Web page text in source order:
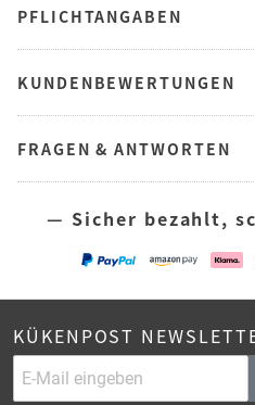
PFLICHTANGABEN
KUNDENBEWERTUNGEN
FRAGEN & ANTWORTEN
— Sicher bezahlt,
KÜKENPOST